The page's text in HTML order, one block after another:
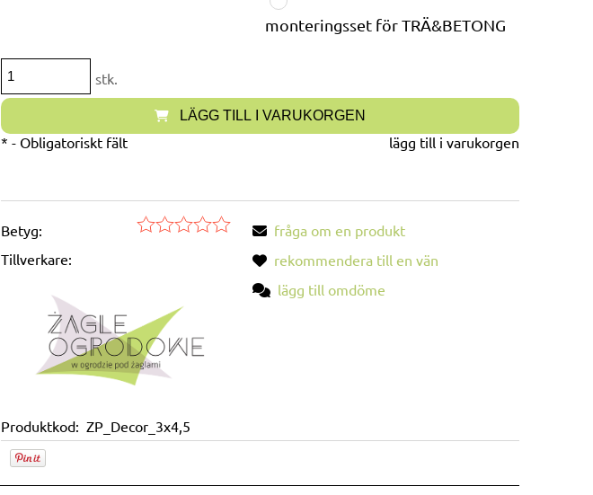
monteringsset för TRÄ&BETONG
stk.
LÄGG TILL I VARUKORGEN
lägg till i varukorgen
* - Obligatoriskt fält
Betyg:
Tillverkare:
Produktkod: ZP_Decor_3x4,5
fråga om en produkt
rekommendera till en vän
lägg till omdöme